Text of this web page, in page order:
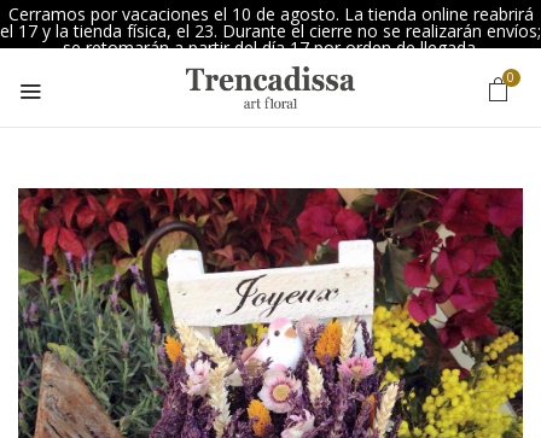
Cerramos por vacaciones el 10 de agosto. La tienda online reabrirá
el 17 y la tienda física, el 23. Durante el cierre no se realizarán envíos;
se retomarán a partir del día 17 por orden de llegada.
0